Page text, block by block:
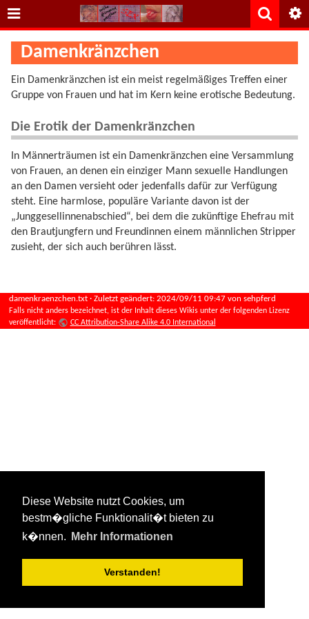
Diese Website nutzt Cookies, um
bestm�gliche Funktionalit�t bieten zu
k�nnen.
Mehr Informationen
Verstanden!
Damenkränzchen
Ein Damenkränzchen ist ein meist regelmäßiges Treffen einer
Gruppe von Frauen und hat im Kern keine erotische Bedeutung.
Die Erotik der Damenkränzchen
In Männerträumen ist ein Damenkränzchen eine Versammlung
von Frauen, an denen ein einziger Mann sexuelle Handlungen
an den Damen versieht oder jedenfalls dafür zur Verfügung
steht. Eine harmlose, populäre Variante davon ist der
„Junggesellinnenabschied“, bei dem die zukünftige Ehefrau mit
den Brautjungfern und Freundinnen einem männlichen Stripper
zusieht, der sich auch berühren lässt.
damenkraenzchen.txt · Zuletzt geändert: 2024/09/11 09:47 vonsehpferd
Falls nicht anders bezeichnet, ist der Inhalt dieses Wikis unter der folgenden Lizenz
veröffentlicht:
CC Attribution-Share Alike 4.0 International